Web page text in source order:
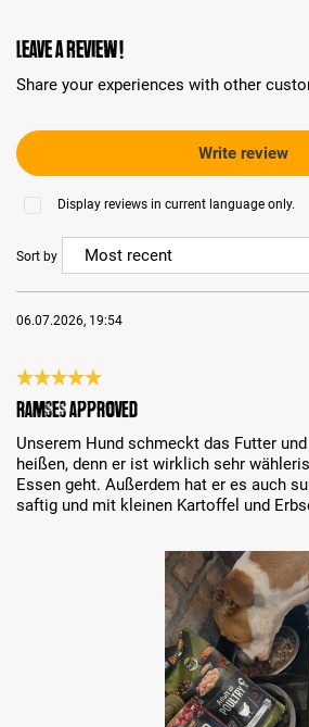
Leave a review!
Share your experiences with other
Write review
Display reviews in current language only.
Sort by
06.07.2026, 19:54
Review with rating of 5 out of 5 stars
Ramses approved
Unserem Hund schmeckt das Futter
heißen, denn er ist wirklich sehr
Essen geht. Außerdem hat er es auch
saftig und mit kleinen Kartoffel und